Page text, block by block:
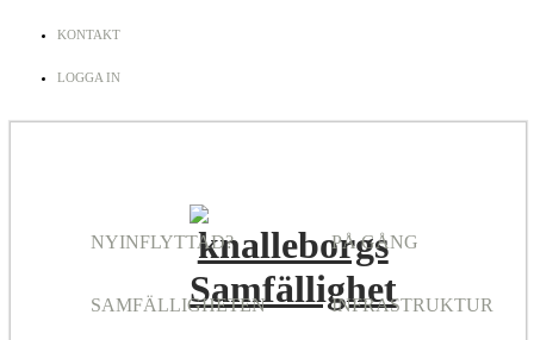
KONTAKT
LOGGA IN
NYINFLYTTAD?
SAMFÄLLIGHETEN
PÅ GÅNG
INFRASTRUKTUR